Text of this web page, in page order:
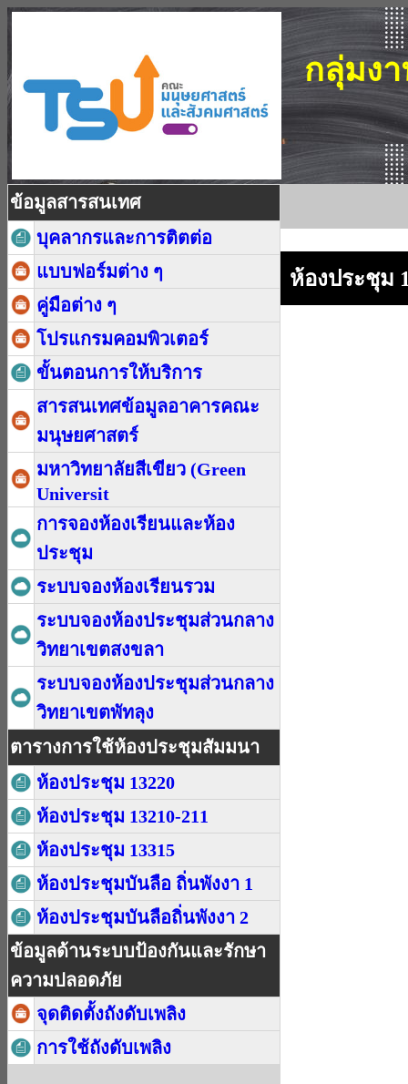
กลุ่มง
ข้อมูลสารสนเทศ
บุคลากรและการติตต่อ
แบบฟอร์มต่าง ๆ
คู่มือต่าง ๆ
โปรแกรมคอมพิวเตอร์
ขั้นตอนการให้บริการ
สารสนเทศข้อมูลอาคารคณะ
มนุษยศาสตร์
มหาวิทยาลัยสีเขียว (Green
Universit
การจองห้องเรียนและห้อง
ประชุม
ระบบจองห้องเรียนรวม
ระบบจองห้องประชุมส่วนกลาง
วิทยาเขตสงขลา
ระบบจองห้องประชุมส่วนกลาง
วิทยาเขตพัทลุง
ตารางการใช้ห้องประชุมสัมมนา
ห้องประชุม 13220
ห้องประชุม 13210-211
ห้องประชุม 13315
ห้องประชุมบันลือ ถิ่นพังงา 1
ห้องประชุมบันลือถิ่นพังงา 2
ข้อมูลด้านระบบป้องกันและรักษา
ความปลอดภัย
จุดติดตั้งถังดับเพลิง
การใช้ถังดับเพลิง
ห้องประชุม